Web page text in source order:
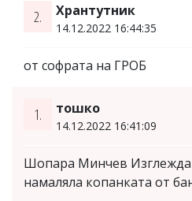
2. Хрантутник
14.12.2022 16:44:35
от софрата на ГРОБ
1. тошко
14.12.2022 16:41:09
Шопара Минчев Изглежда
намаляла копанката от